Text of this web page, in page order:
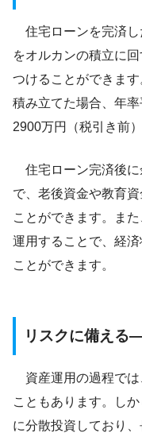
住宅ローンを完済し
をオルカンの積立に
つけることができま
積み立てた場合、年
2900万円（税引き前
住宅ローン完済後に
で、老後資金や教育
ことができます。ま
運用することで、経
ことができます。
リスクに備える
資産運用の過程では
こともあります。し
に分散投資しており